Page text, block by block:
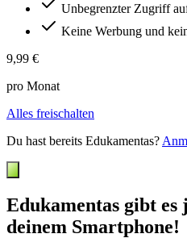
Unbegrenzter Zugriff
Keine Werbung und
9,99 €
pro Monat
Alles freischalten
Du hast bereits Edukamentas?
Edukamentas gibt es
deinem Smartphone!